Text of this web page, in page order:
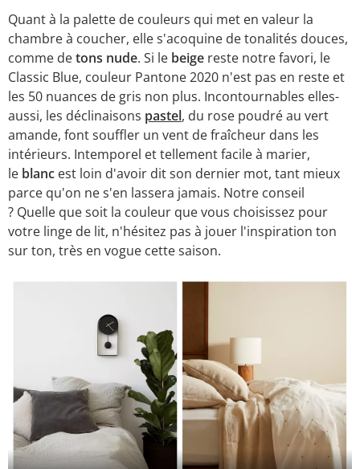
Quant à la palette de couleurs qui met en valeur la
chambre à coucher, elle s'acoquine de tonalités douces,
comme detons nude. Si le beige reste notre favori, le
Classic Blue, couleur Pantone 2020 n'est pas en reste et
les 50 nuances de gris non plus. Incontournables elles-
aussi, les déclinaisons pastel, du rose poudré au vert
amande, font souffler un vent de fraîcheur dans les
intérieurs. Intemporel et tellement facile à marier,
le blanc est loin d'avoir dit son dernier mot, tant mieux
parce qu'on ne s'en lassera jamais. Notre conseil
? Quelle que soit la couleur que vous choisissez pour
votre linge de lit, n'hésitez pas à jouer l'inspiration ton
sur ton, très en vogue cette saison.